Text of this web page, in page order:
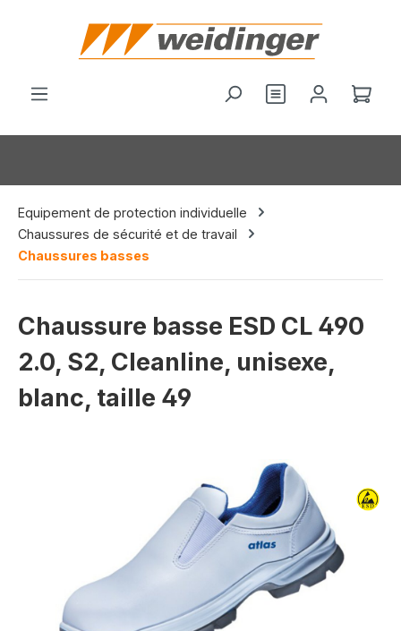
principal
Vous avez 0Le
Equipement de protection individuelle
Chaussures de sécurité et de travail
Chaussures basses
Chaussure basse ESD CL 490
2.0, S2, Cleanline, unisexe,
blanc, taille 49